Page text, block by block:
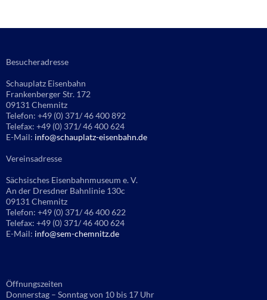
Besucheradresse
Schauplatz Eisenbahn
Frankenberger Str. 172
09131 Chemnitz
Telefon: +49 (0) 371/ 46 400 892
Telefax: +49 (0) 371/ 46 400 624
E-Mail: info@schauplatz-eisenbahn.de
Vereinsadresse
Sächsisches Eisenbahnmuseum e. V.
An der Dresdner Bahnlinie 130c
09131 Chemnitz
Telefon: +49 (0) 371/ 46 400 622
Telefax: +49 (0) 371/ 46 400 624
E-Mail: info@sem-chemnitz.de
Öffnungszeiten
Donnerstag – Sonntag von 10 bis 17 Uhr